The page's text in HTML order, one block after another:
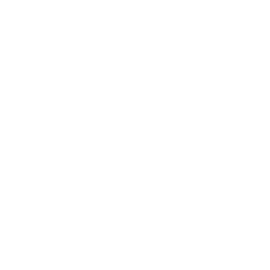
– BÍ
NHIỀU THẾ
Là nồi cơm nóng bốc khói giữa mùa
cá nướng và canh miso – nhưng lại đủ
và đất trời, giữa thế hệ hôm qua và